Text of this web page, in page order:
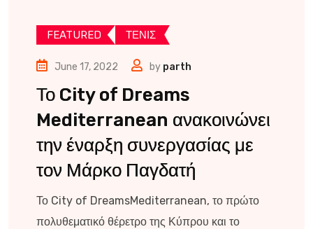
FEATURED ΤΕΝΙΣ
June 17, 2022 by parth
Το City of Dreams
Mediterranean ανακοινώνει
την έναρξη συνεργασίας με
τον Μάρκο Παγδατή
Το City of DreamsMediterranean, το πρώτο
πολυθεματικό θέρετρο της Κύπρου και το